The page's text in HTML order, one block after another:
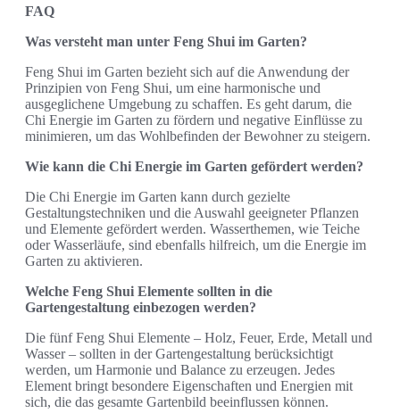
FAQ
Was versteht man unter Feng Shui im Garten?
Feng Shui im Garten bezieht sich auf die Anwendung der
Prinzipien von Feng Shui, um eine harmonische und
ausgeglichene Umgebung zu schaffen. Es geht darum, die
Chi Energie im Garten zu fördern und negative Einflüsse zu
minimieren, um das Wohlbefinden der Bewohner zu steigern.
Wie kann die Chi Energie im Garten gefördert werden?
Die Chi Energie im Garten kann durch gezielte
Gestaltungstechniken und die Auswahl geeigneter Pflanzen
und Elemente gefördert werden. Wasserthemen, wie Teiche
oder Wasserläufe, sind ebenfalls hilfreich, um die Energie im
Garten zu aktivieren.
Welche Feng Shui Elemente sollten in die
Gartengestaltung einbezogen werden?
Die fünf Feng Shui Elemente – Holz, Feuer, Erde, Metall und
Wasser – sollten in der Gartengestaltung berücksichtigt
werden, um Harmonie und Balance zu erzeugen. Jedes
Element bringt besondere Eigenschaften und Energien mit
sich, die das gesamte Gartenbild beeinflussen können.